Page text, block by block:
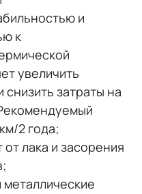
и
к
увеличить
затраты на
2 года;
лака и засорения